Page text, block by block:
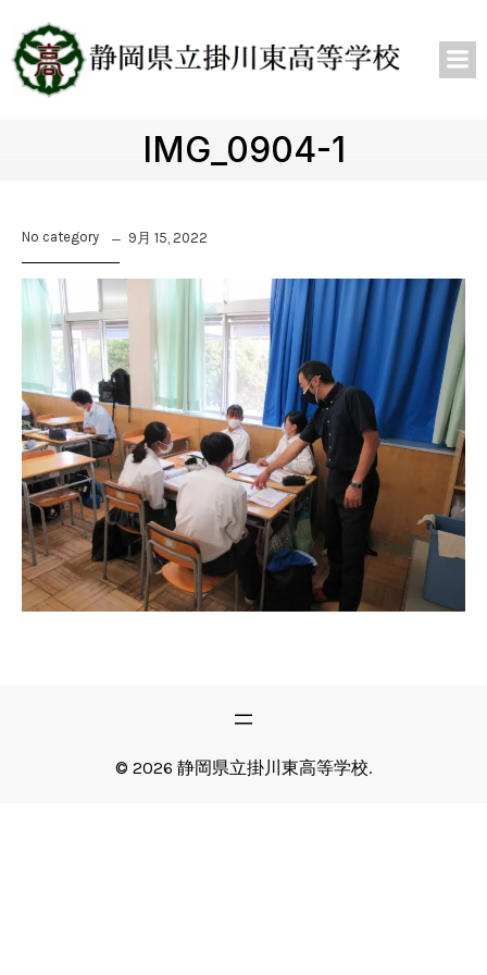
IMG_0904-1
No category 9月 15, 2022
© 2026 静岡県立掛川東高等学校.